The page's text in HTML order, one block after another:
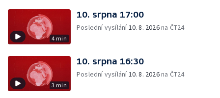
4 min
10. srpna 17:00
Poslední vysílání10. 8. 2026na ČT24
3 min
10. srpna 16:30
Poslední vysílání10. 8. 2026na ČT24